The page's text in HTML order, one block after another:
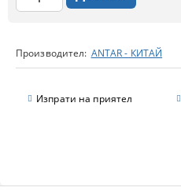
Производител: ANTAR - КИТАЙ
Изпрати на приятел